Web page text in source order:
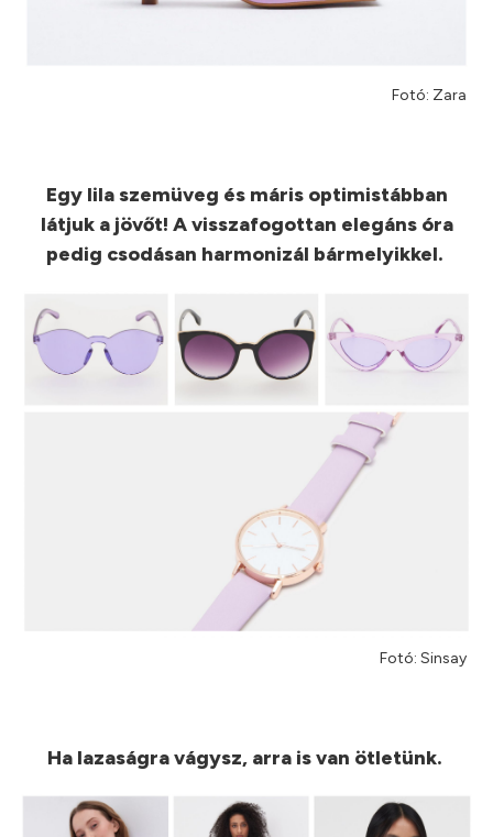
Fotó: Zara
Egy lila szemüveg és máris optimistábban
látjuk a jövőt! A visszafogottan elegáns óra
pedig csodásan harmonizál bármelyikkel.
Fotó: Sinsay
Ha lazaságra vágysz, arra is van ötletünk.